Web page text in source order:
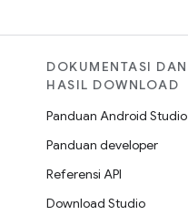
DOKUMENTASI DAN
HASIL DOWNLOAD
Panduan Android Studio
Panduan developer
Referensi API
Download Studio